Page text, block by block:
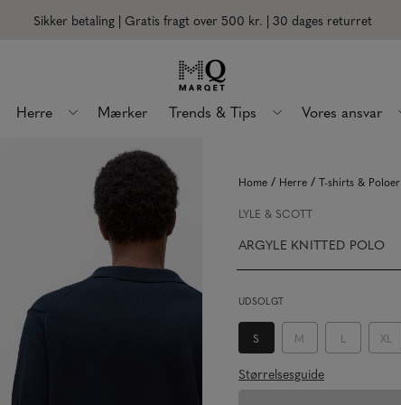
Sikker betaling | Gratis fragt over 500 kr. | 30 dages returret
Herre Mærker Trends & Tips Vores ansvar
Home / Herre / T-shirts & Poloer
LYLE & SCOTT
ARGYLE KNITTED POLO
UDSOLGT
S M L XL
Størrelsesguide